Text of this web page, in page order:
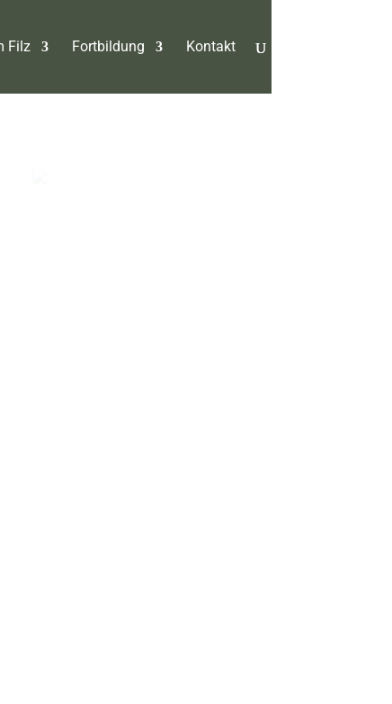
Filz Fortbildung Kontakt